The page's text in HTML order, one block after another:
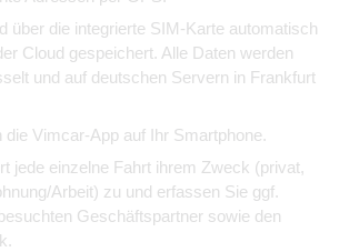
über die integrierte SIM-Karte automatisch
Cloud gespeichert. Alle Daten werden
und auf deutschen Servern in Frankfurt
die Vimcar-App auf Ihr Smartphone.
jede einzelne Fahrt ihrem Zweck (privat,
Arbeit) zu und erfassen Sie ggf.
Geschäftspartner sowie den